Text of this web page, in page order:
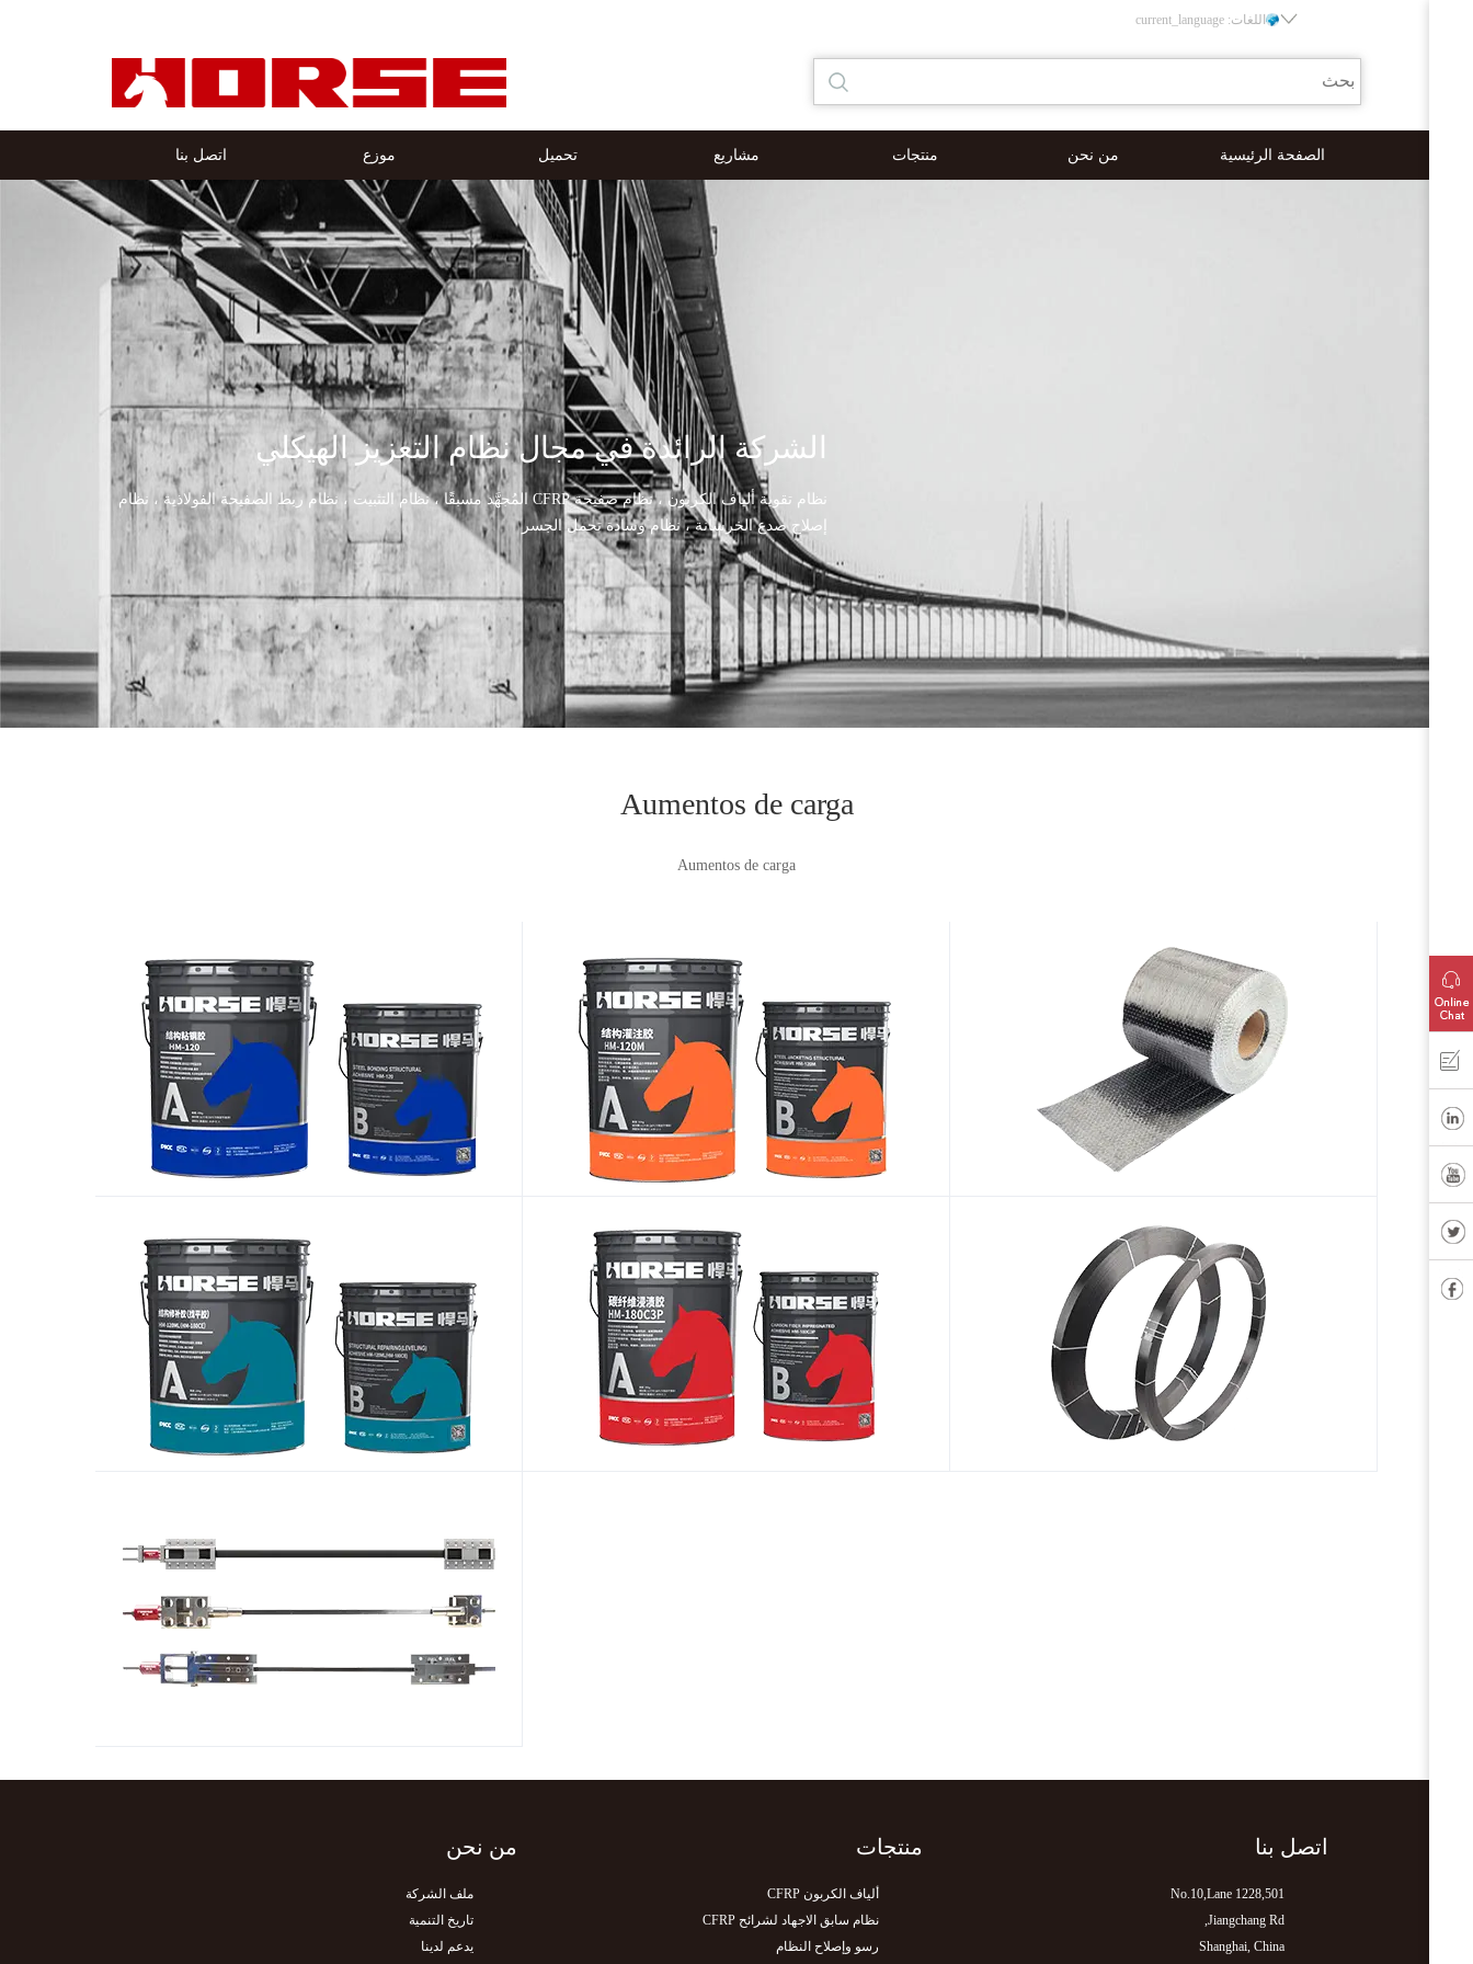
اللغات: current_language
الصفحة الرئيسية من نحن منتجات مشاريع تحميل موزع اتصل بنا
الشركة الرائدة في مجال نظام التعزيز الهيكلي
نظام تقوية ألياف الكربون ، نظام صفيحة CFRP المُجهَّد مسبقًا ، نظام التثبيت ، نظام ربط الصفيحة الفولاذية ، نظام
إصلاح صدع الخرسانة ، نظام وسادة تحمل الجسر
Aumentos de carga
Aumentos de carga
من نحن
ملف الشركة
تاريخ التنمية
يدعم لدينا
منتجات
ألیاف الکربون CFRP
نظام سابق الاجهاد لشرائح CFRP
رسو وإصلاح النظام
اتصل بنا
501,No.10,Lane 1228
Jiangchang Rd,
Shanghai, China